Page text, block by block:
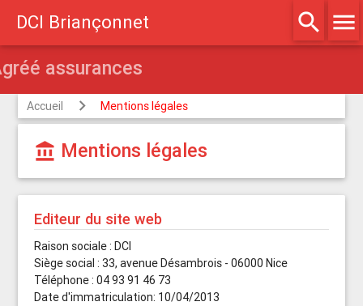
DCI Briançonnet search menu
Agréé assurances
Accueil Mentions légales
account_balance Mentions légales
Editeur du site web
Raison sociale : DCI
Siège social : 33, avenue Désambrois - 06000 Nice
Téléphone : 04 93 91 46 73
Date d'immatriculation: 10/04/2013